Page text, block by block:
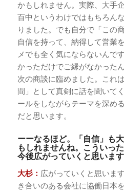
かもしれません。実際、大手
百中というわけではもちろん
りました。でも自分で「この
自信を持って、納得して営業
メでも全く気にならないんで
かっただけでご縁がなかった
次の商談に臨めました。これ
間」として真剣に話を聞いて
ールをしながらテーマを深め
だと思います。
ーーなるほど。「自信」も
もしれませんね。こういっ
今後広がっていくと思いま
大杉： 広がっていくと思いま
き合いのある会社に協働日本